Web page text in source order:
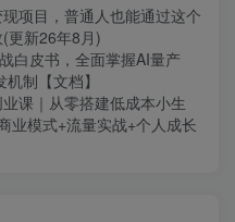
项目，普通人也能通过这个
更新26年8月)
白皮书，全面掌握AI量产
制【文档】
课｜从零搭建低成本小生
业模式+流量实战+个人成长